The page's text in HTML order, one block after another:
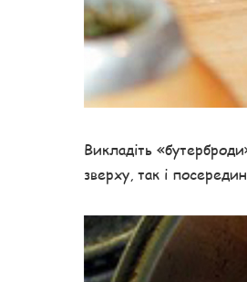
Викладіть
зверху, так і